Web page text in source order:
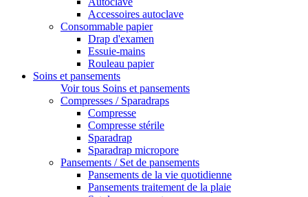
Accessoires autoclave
Consommable papier
Drap d'examen
Essuie-mains
Rouleau papier
Soins et pansements
Voir tous Soins et pansements
Compresses / Sparadraps
Compresse
Compresse stérile
Sparadrap
Sparadrap micropore
Pansements / Set de pansements
Pansements de la vie quotidienne
Pansements traitement de la plaie